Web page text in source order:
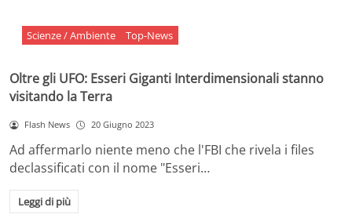
Scienze / Ambiente Top-News
Oltre gli UFO: Esseri Giganti Interdimensionali stanno
visitando la Terra
Flash News 20 Giugno 2023
Ad affermarlo niente meno che l'FBI che rivela i files
declassificati con il nome "Esseri…
Leggi di più